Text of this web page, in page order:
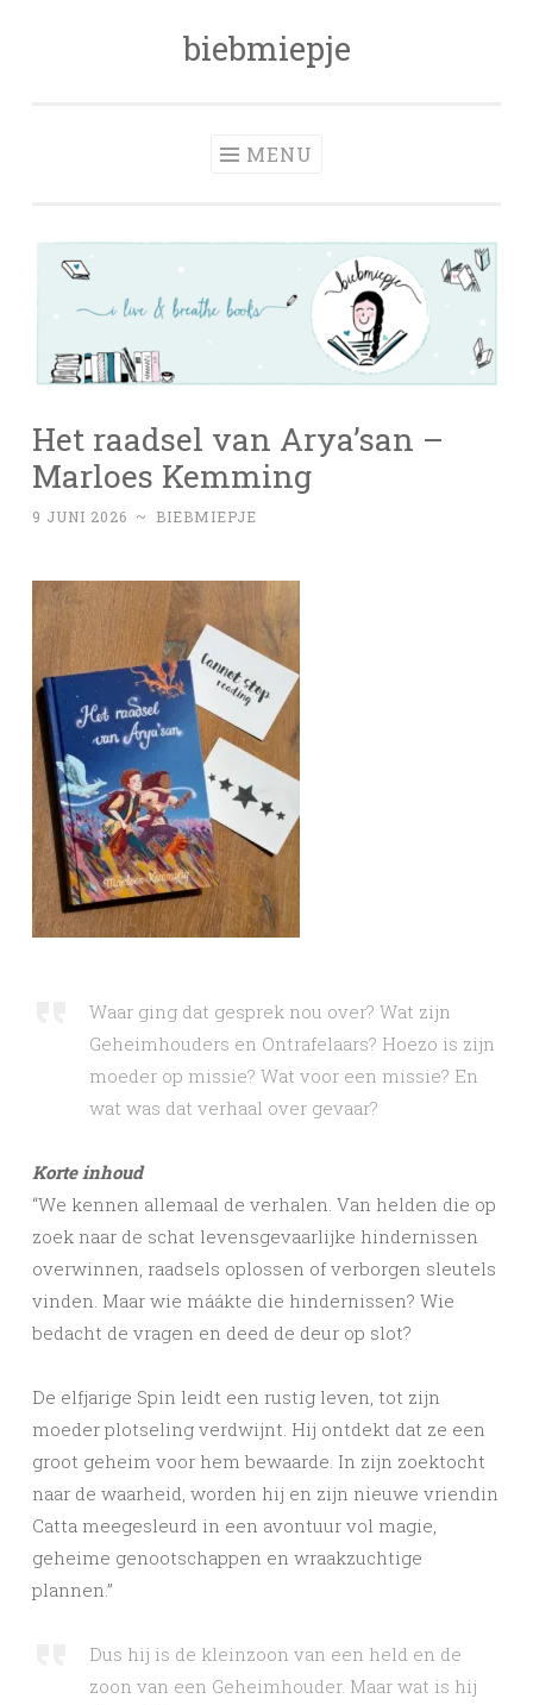
biebmiepje
MENU
Het raadsel van Arya’san –
Marloes Kemming
9 JUNI 2026 ~ BIEBMIEPJE
Waar ging dat gesprek nou over? Wat zijn
Geheimhouders en Ontrafelaars? Hoezo is zijn
moeder op missie? Wat voor een missie? En
wat was dat verhaal over gevaar?
Korte inhoud
“We kennen allemaal de verhalen. Van helden die op
zoek naar de schat levensgevaarlijke hindernissen
overwinnen, raadsels oplossen of verborgen sleutels
vinden. Maar wie máákte die hindernissen? Wie
bedacht de vragen en deed de deur op slot?
De elfjarige Spin leidt een rustig leven, tot zijn
moeder plotseling verdwijnt. Hij ontdekt dat ze een
groot geheim voor hem bewaarde. In zijn zoektocht
naar de waarheid, worden hij en zijn nieuwe vriendin
Catta meegesleurd in een avontuur vol magie,
geheime genootschappen en wraakzuchtige
plannen.”
Dus hij is de kleinzoon van een held en de
zoon van een Geheimhouder. Maar wat is hij